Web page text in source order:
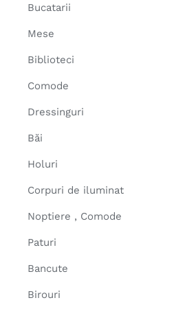
Bucatarii
Mese
Biblioteci
Comode
Dressinguri
Băi
Holuri
Corpuri de iluminat
Noptiere , Comode
Paturi
Bancute
Birouri